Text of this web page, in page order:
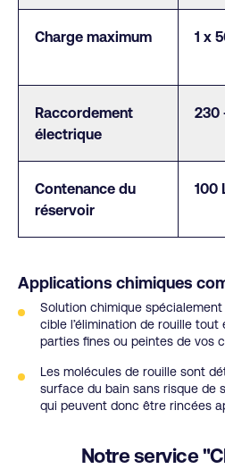
Charge maximum 1 x
Raccordement
électrique
230
Contenance du
réservoir
100
Applications chimiques
Solution chimique
cible l’élimination de rouille
parties fines ou peintes de vos
Les molécules de rouille sont
surface du bain sans risque de
qui peuvent donc être rincées
Notre service